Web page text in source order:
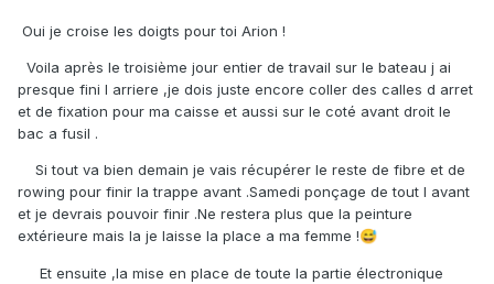
Oui je croise les doigts pour toi Arion !
Voila après le troisième jour entier de travail sur le bateau j ai
presque fini l arriere ,je dois juste encore coller des calles d arret
et de fixation pour ma caisse et aussi sur le coté avant droit le
bac a fusil .
Si tout va bien demain je vais récupérer le reste de fibre et de
rowing pour finir la trappe avant .Samedi ponçage de tout l avant
et je devrais pouvoir finir .Ne restera plus que la peinture
extérieure mais la je laisse la place a ma femme !😅
Et ensuite ,la mise en place de toute la partie électronique